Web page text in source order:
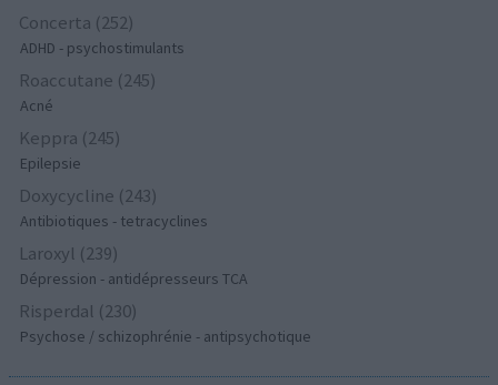
Concerta (252)
ADHD - psychostimulants
Roaccutane (245)
Acné
Keppra (245)
Epilepsie
Doxycycline (243)
Antibiotiques - tetracyclines
Laroxyl (239)
Dépression - antidépresseurs TCA
Risperdal (230)
Psychose / schizophrénie - antipsychotique